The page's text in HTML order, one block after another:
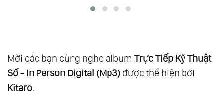
Mời các bạn cùng nghe album Trực Tiếp Kỹ Thuật
Số - In Person Digital (Mp3) được thể hiện bởi
Kitaro.